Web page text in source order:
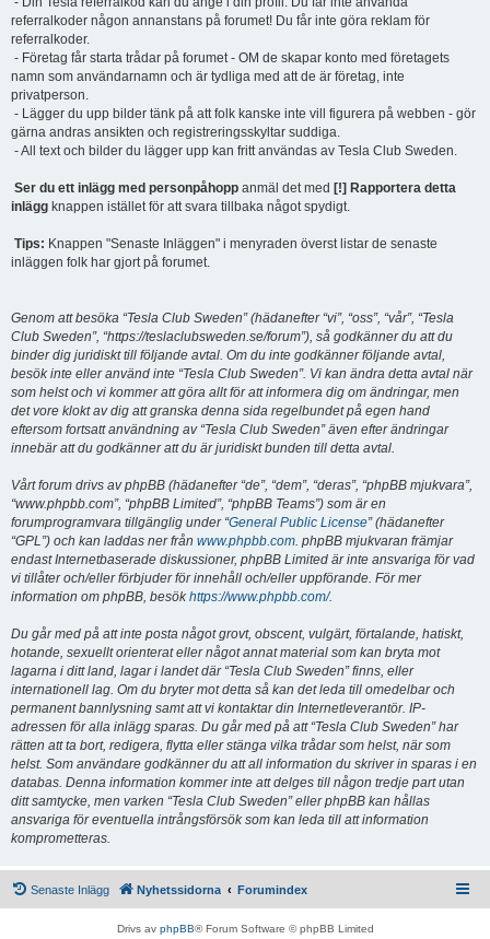
referralkoder någon annanstans på forumet! Du får inte göra reklam för
referralkoder.
- Företag får starta trådar på forumet - OM de skapar konto med företagets
namn som användarnamn och är tydliga med att de är företag, inte
privatperson.
- Lägger du upp bilder tänk på att folk kanske inte vill figurera på webben - gör
gärna andras ansikten och registreringsskyltar suddiga.
- All text och bilder du lägger upp kan fritt användas av Tesla Club Sweden.
Ser du ett inlägg med personpåhopp anmäl det med [!] Rapportera detta
inlägg knappen istället för att svara tillbaka något spydigt.
Tips: Knappen "Senaste Inläggen" i menyraden överst listar de senaste
inläggen folk har gjort på forumet.
Genom att besöka “Tesla Club Sweden” (hädanefter “vi”, “oss”, “vår”, “Tesla
Club Sweden”, “https://teslaclubsweden.se/forum”), så godkänner du att du
binder dig juridiskt till följande avtal. Om du inte godkänner följande avtal,
besök inte eller använd inte “Tesla Club Sweden”. Vi kan ändra detta avtal när
som helst och vi kommer att göra allt för att informera dig om ändringar, men
det vore klokt av dig att granska denna sida regelbundet på egen hand
eftersom fortsatt användning av “Tesla Club Sweden” även efter ändringar
innebär att du godkänner att du är juridiskt bunden till detta avtal.
Vårt forum drivs av phpBB (hädanefter “de”, “dem”, “deras”, “phpBB mjukvara”,
“www.phpbb.com”, “phpBB Limited”, “phpBB Teams”) som är en
forumprogramvara tillgänglig under “General Public License” (hädanefter
“GPL”) och kan laddas ner från www.phpbb.com. phpBB mjukvaran främjar
endast Internetbaserade diskussioner, phpBB Limited är inte ansvariga för vad
vi tillåter och/eller förbjuder för innehåll och/eller uppförande. För mer
information om phpBB, besökhttps://www.phpbb.com/.
Du går med på att inte posta något grovt, obscent, vulgärt, förtalande, hatiskt,
hotande, sexuellt orienterat eller något annat material som kan bryta mot
lagarna i ditt land, lagar i landet där “Tesla Club Sweden” finns, eller
internationell lag. Om du bryter mot detta så kan det leda till omedelbar och
permanent bannlysning samt att vi kontaktar din Internetleverantör. IP-
adressen för alla inlägg sparas. Du går med på att “Tesla Club Sweden” har
rätten att ta bort, redigera, flytta eller stänga vilka trådar som helst, när som
helst. Som användare godkänner du att all information du skriver in sparas i en
databas. Denna information kommer inte att delges till någon tredje part utan
ditt samtycke, men varken “Tesla Club Sweden” eller phpBB kan hållas
ansvariga för eventuella intrångsförsök som kan leda till att information
komprometteras.
Senaste Inlägg Nyhetssidorna Forumindex
Drivs av phpBB® Forum Software © phpBB Limited